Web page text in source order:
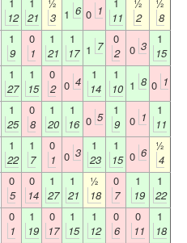
12
21
3 1 6 0 1
11
2
8
1
9
0
1
1
21
1
17 1 7
0
2
0 3
1
15
1
27
1
15
0
2 0 4
1
14
1
10 1 8 0 1
1
25
0
8
1
20
1
16 0 5
1
9
0 1
1
11
1
22
1
7
0
1 0 3
1
23
1
15 0 6
½
4
0
5
0
14
1
27
1
21
½
18
0
7
1
19
1
22
0
1
1
19
0
17
1
15
1
12
0
6
0
11
1
18